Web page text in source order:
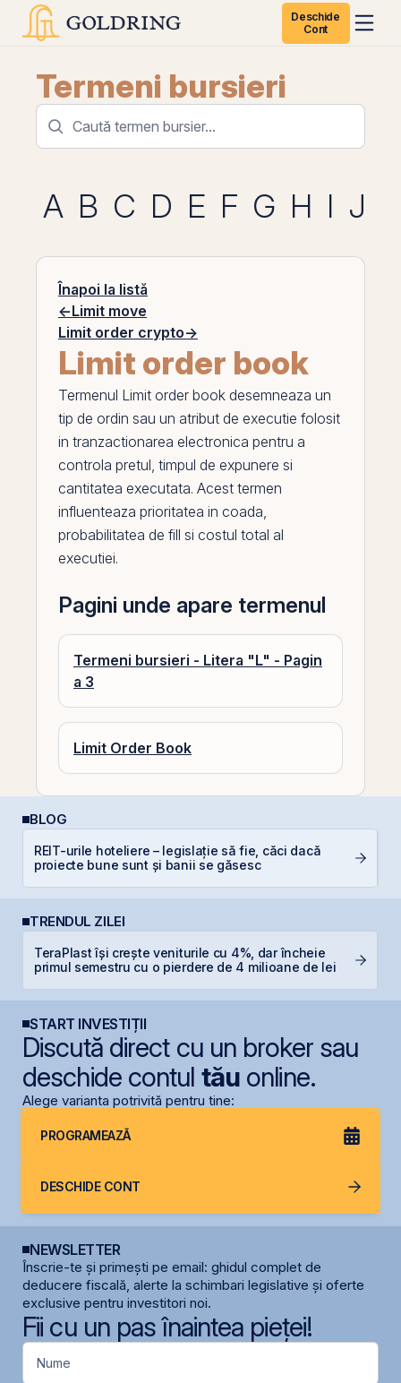
Deschide
Cont
Termeni bursieri
A B C D E F G H I J
Înapoi la listă
←Limit move
Limit order crypto→
Limit order book
Termenul Limit order book desemneaza un
tip de ordin sau un atribut de executie folosit
in tranzactionarea electronica pentru a
controla pretul, timpul de expunere si
cantitatea executata. Acest termen
influenteaza prioritatea in coada,
probabilitatea de fill si costul total al
executiei.
Pagini unde apare termenul
Termeni bursieri - Litera "L" - Pagin
a 3
Limit Order Book
BLOG
REIT-urile hoteliere – legislație să fie, căci dacă
proiecte bune sunt și banii se găsesc
TRENDUL ZILEI
TeraPlast își crește veniturile cu 4%, dar încheie
primul semestru cu o pierdere de 4 milioane de lei
START INVESTIȚII
Discută direct cu un broker sau
deschide contul tăuonline.
Alege varianta potrivită pentru tine:
PROGRAMEAZĂ
DESCHIDE CONT
NEWSLETTER
Înscrie-te și primești pe email: ghidul complet de
deducere fiscală, alerte la schimbari legislative și oferte
exclusive pentru investitori noi.
Fii cu un pas înaintea pieței!
Nume